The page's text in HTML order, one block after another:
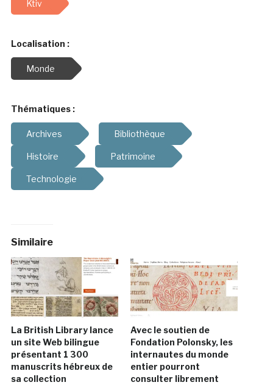
Ktiv
Localisation :
Monde
Thématiques :
Archives Bibliothèque
Histoire Patrimoine
Technologie
Similaire
La British Library lance
un site Web bilingue
présentant 1 300
manuscrits hébreux de
sa collection
Avec le soutien de
Fondation Polonsky, les
internautes du monde
entier pourront
consulter librement